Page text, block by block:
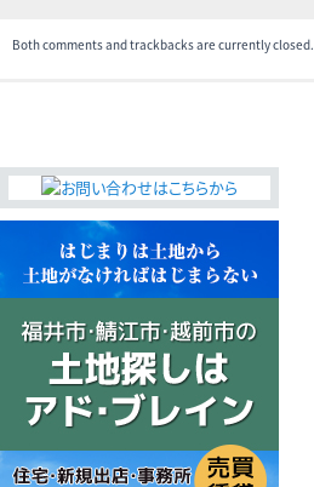
Both comments and trackbacks are currently closed.